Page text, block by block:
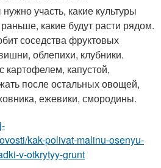
участь, какие культуры
какие будут расти рядом.
соседства фруктовых
облепихи, клубники.
картофелем, капустой,
после остальных овощей,
ежевики, смородины.
kak-polivat-malinu-osenyu-
v-otkrytyy-grunt